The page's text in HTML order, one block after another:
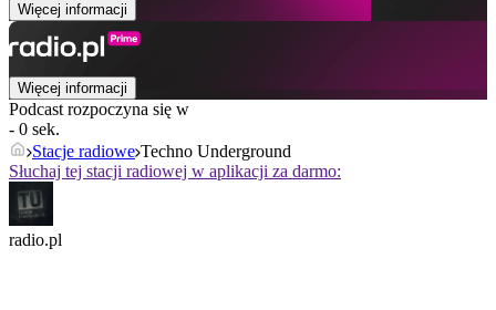
Więcej informacji
Więcej informacji
Podcast rozpoczyna się w
- 0 sek.
Stacje radiowe Techno Underground
Słuchaj tej stacji radiowej w aplikacji za darmo:
radio.pl